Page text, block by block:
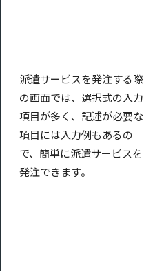
派遣サービスを発注する際
の画面では、選択式の入力
項目が多く、記述が必要な
項目には入力例もあるの
で、簡単に派遣サービスを
発注できます。